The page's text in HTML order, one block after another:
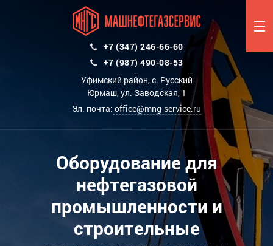
+7 (347) 246-66-60
+7 (987) 490-08-53
Уфимский район, с. Русский
Юрмаш, ул. Заводская, 1
Эл. почта: office@mng-service.ru
Оборудование для
нефтегазовой
промышленности и
строительные